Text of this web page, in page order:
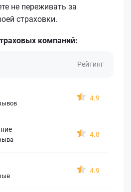
не переживать за
страховки.
компаний:
Рейтинг
4.9
4.8
4.9